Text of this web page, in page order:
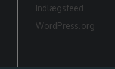
Indlægsfeed
WordPress.org